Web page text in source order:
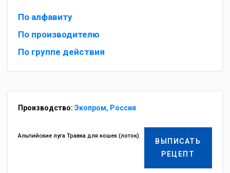
По алфавиту
По производителю
По группе действия
Производство: Экопром, Россия
ВЫПИСАТЬ
РЕЦЕПТ
Альпийские луга Травка для кошек (лоток)